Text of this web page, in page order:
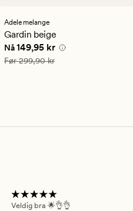
en
gjennomsnittlig
vurdering
på
4.5
Adele melange
Gardin beige
Nåværende pris
Nå149,95 kr
Vanlig pris 299,90 kr
Før299,90 kr
Veldig bra 🌟👌👌